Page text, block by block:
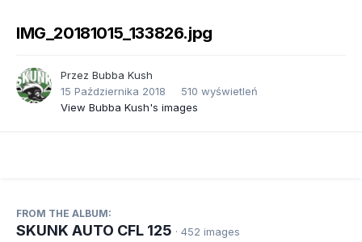
IMG_20181015_133826.jpg
Przez Bubba Kush
15 Października 2018
510 wyświetleń
View Bubba Kush's images
FROM THE ALBUM:
SKUNK AUTO CFL 125 · 452 images